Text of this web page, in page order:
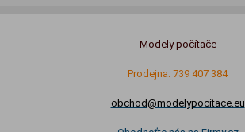
Modely počítače
Prodejna: 739 407 384
obchod@modelypocitace.eu